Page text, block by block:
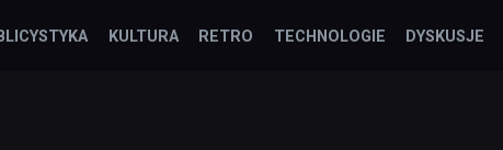
KULTURA RETRO TECHNOLOGIE DYSKUSJE